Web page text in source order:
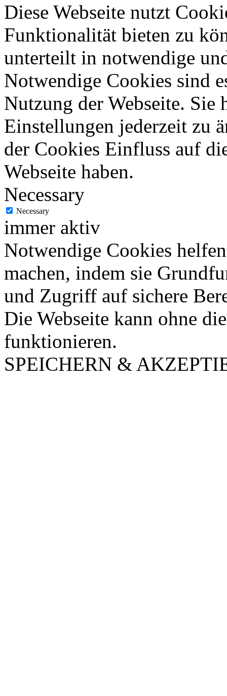
Diese Webseite nutzt
Funktionalität bieten zu
unterteilt in notwendige
Notwendige Cookies sind
Nutzung der Webseite.
Einstellungen jederzeit zu
der Cookies Einfluss auf
Webseite haben.
Necessary
Necessary
immer aktiv
Notwendige Cookies
machen, indem sie
und Zugriff auf sichere
Die Webseite kann ohne
funktionieren.
SPEICHERN &